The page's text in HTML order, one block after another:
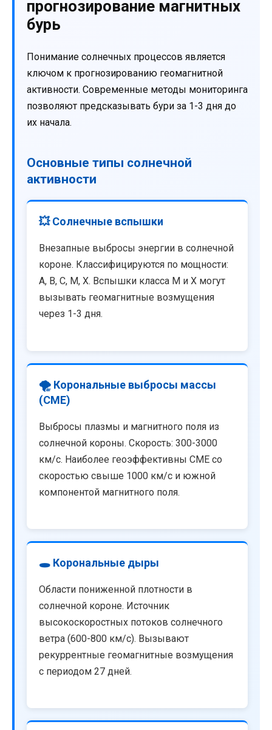
прогнозирование магнитных
бурь
Понимание солнечных процессов является
ключом к прогнозированию геомагнитной
активности. Современные методы мониторинга
позволяют предсказывать бури за 1-3 дня до
их начала.
Основные типы солнечной
активности
💥 Солнечные вспышки
Внезапные выбросы энергии в солнечной
короне. Классифицируются по мощности:
A, B, C, M, X. Вспышки класса M и X могут
вызывать геомагнитные возмущения
через 1-3 дня.
🌪️ Корональные выбросы массы
(CME)
Выбросы плазмы и магнитного поля из
солнечной короны. Скорость: 300-3000
км/с. Наиболее геоэффективны CME со
скоростью свыше 1000 км/с и южной
компонентой магнитного поля.
🕳️ Корональные дыры
Области пониженной плотности в
солнечной короне. Источник
высокоскоростных потоков солнечного
ветра (600-800 км/с). Вызывают
рекуррентные геомагнитные возмущения
с периодом 27 дней.